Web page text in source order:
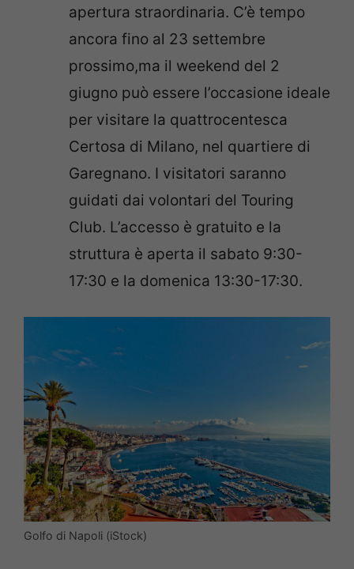
apertura straordinaria. C’è tempo
ancora fino al 23 settembre
prossimo,ma il weekend del 2
giugno può essere l’occasione ideale
per visitare la quattrocentesca
Certosa di Milano, nel quartiere di
Garegnano. I visitatori saranno
guidati dai volontari del Touring
Club. L’accesso è gratuito e la
struttura è aperta il sabato 9:30-
17:30 e la domenica 13:30-17:30.
Golfo di Napoli (iStock)